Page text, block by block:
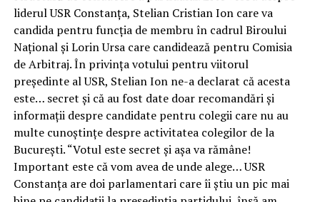
liderul USR Constanța, Stelian Cristian Ion care va
candida pentru funcția de membru în cadrul Biroului
Național și Lorin Ursa care candidează pentru Comisia
de Arbitraj. În privința votului pentru viitorul
președinte al USR, Stelian Ion ne-a declarat că acesta
este… secret și că au fost date doar recomandări și
informații despre candidate pentru colegii care nu au
multe cunoștințe despre activitatea colegilor de la
București. “Votul este secret și așa va rămâne!
Important este că vom avea de unde alege… USR
Constanța are doi parlamentari care îi știu un pic mai